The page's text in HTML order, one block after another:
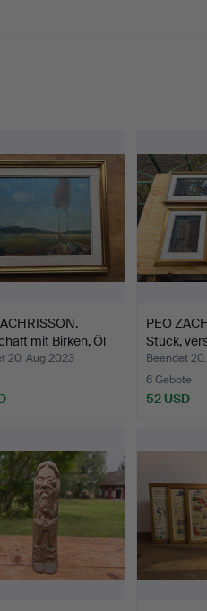
mit Birken, Öl
20. Aug 2023
PEO
Stück,
Beendet
6 Gebote
52 USD